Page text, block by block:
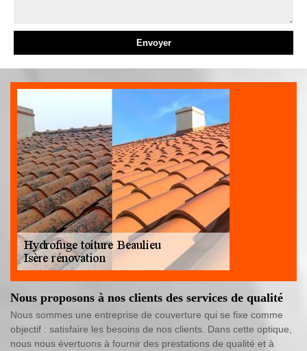
Nous proposons à nos clients des services de qualité
Nous sommes une entreprise de couverture qui se fixe comme
objectif : satisfaire les besoins de nos clients. Dans cette optique,
nous nous évertuons à fournir des prestations de qualité et à